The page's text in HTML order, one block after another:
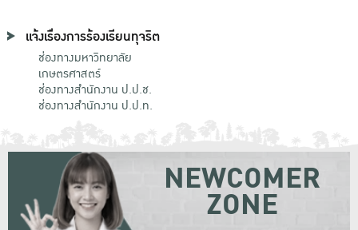
แจ้งเรื่องการร้องเรียนทุจริต
ช่องทางมหาวิทยาลัย
เกษตรศาสตร์
ช่องทางสำนักงาน ป.ป.ช.
ช่องทางสำนักงาน ป.ป.ท.
NEWCOMER
ZONE